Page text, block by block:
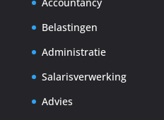
Belastingen
Administratie
Salarisverwerking
Advies